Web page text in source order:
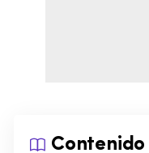
Contenido